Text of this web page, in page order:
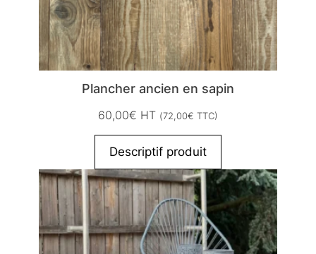
Plancher ancien en sapin
60,00€ HT (72,00€ TTC)
Descriptif produit